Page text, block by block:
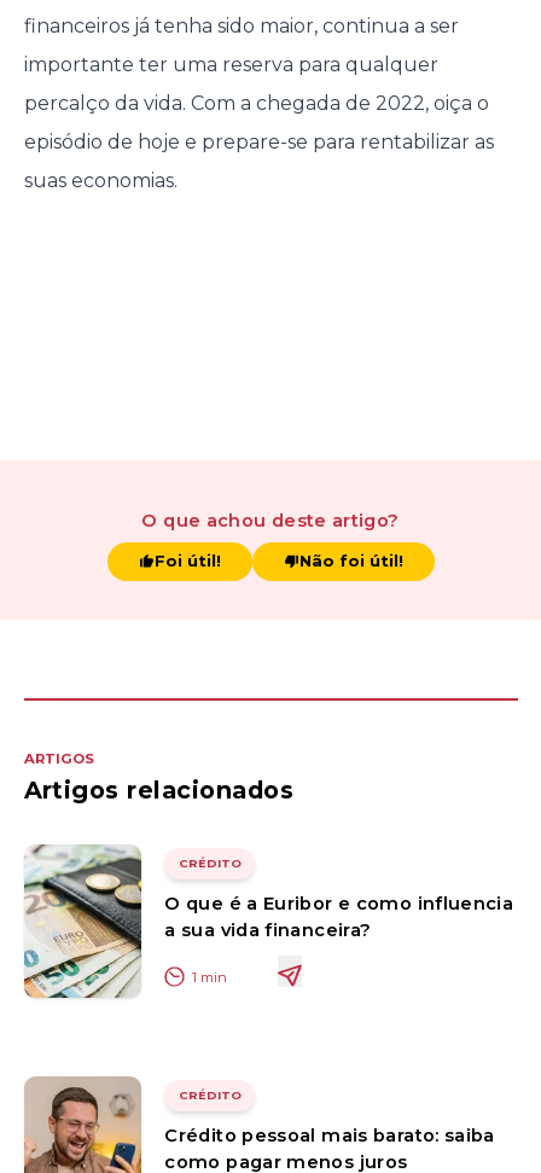
financeiros já tenha sido maior, continua a ser
importante ter uma reserva para qualquer
percalço da vida. Com a chegada de 2022, oiça o
episódio de hoje e prepare-se para rentabilizar as
suas economias.
O que achou deste artigo?
Foi útil! Não foi útil!
ARTIGOS
Artigos relacionados
CRÉDITO
O que é a Euribor e como influencia
a sua vida financeira?
1 min
CRÉDITO
Crédito pessoal mais barato: saiba
como pagar menos juros